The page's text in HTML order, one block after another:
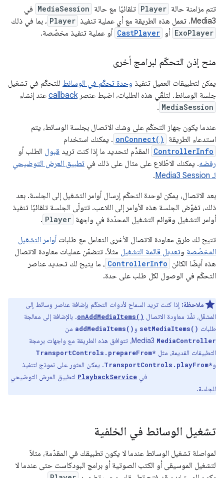
تتم مزامنة حالة Player تلقائيًا مع حالة MediaSession في
Media3. تعمل هذه الطريقة مع أي عملية تنفيذ
Player ، بما في ذلك
ExoPlayer أو CastPlayer أو عملية تنفيذ مخصّصة.
منح إذن التحكّم لبرامج أخرى
يمكن لتطبيقات العميل تنفيذ وحدة تحكّم في الوسائط للتحكّم في تشغيل
جلسة الوسائط. لتلقّي هذه الطلبات، اضبط عنصرcallback عند إنشاء
MediaSession
.
عندما يكون جهاز التحكّم على وشك الاتصال بجلسة الوسائط، يتم
استدعاء الطريقة
onConnect() . يمكنك استخدام
ControllerInfo المقدَّم لتحديد ما إذا كنت تريد قبول الطلب أو
رفضه. يمكنك الاطّلاع على مثال على ذلك في تطبيق العرض التوضيحي
لـ Media3 Session
.
بعد الاتصال، يمكن لوحدة التحكّم إرسال أوامر التشغيل إلى الجلسة. بعد
ذلك، تفوّض الجلسة هذه الأوامر إلى اللاعب. تتولّى الجلسة تلقائيًا تنفيذ
أوامر التشغيل وقوائم التشغيل المحدّدة في واجهة Player
.
تتيح لك طرق معاودة الاتصال الأخرى التعامل مع طلبات أوامر التشغيل
المخصّصة وتعديل قائمة التشغيل مثلاً. تتضمّن عمليات معاودة الاتصال
هذه أيضًا الكائن ControllerInfo ، ما يتيح لك تحديد عناصر
التحكّم في الوصول لكل طلب على حدة.
ملاحظة: إذا كنت تريد السماح لأدوات التحكّم بإضافة عناصر وسائط إلى
المشغّل، نفِّذ معاودة الاتصال onAddMediaItems(). بالإضافة إلى معالجة
طلبات setMediaItems() و addMediaItems() من
MediaController
Media3، تتوافق هذه الطريقة مع واجهات برمجة
التطبيقات القديمة، مثل TransportControls.prepareFrom*
وTransportControls.playFrom*. يمكن العثور على نموذج لتنفيذ
في PlaybackService لتطبيق العرض التوضيحي
للجلسة.
تشغيل الوسائط في الخلفية
لمواصلة تشغيل الوسائط عندما لا يكون تطبيقك في المقدّمة، مثلاً
لتشغيل الموسيقى أو الكتب الصوتية أو برامج البودكاست حتى عندما لا